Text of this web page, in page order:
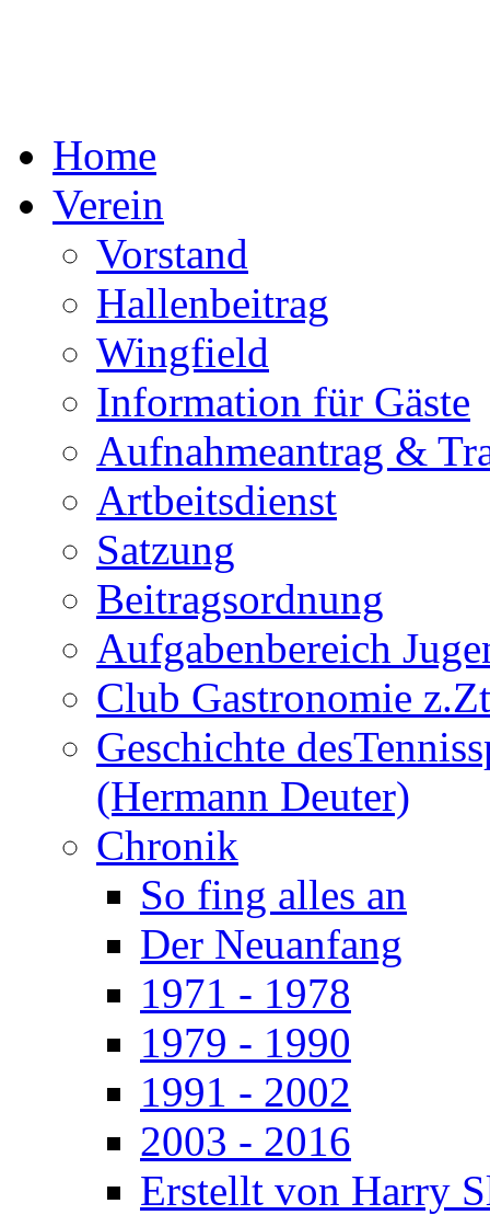
Home
Verein
Vorstand
Hallenbeitrag
Wingfield
Information für Gäste
Aufnahmeantrag &
Artbeitsdienst
Satzung
Beitragsordnung
Aufgabenbereich
Club Gastronomie
Geschichte
(Hermann Deuter)
Chronik
So fing alles an
Der Neuanfang
1971 - 1978
1979 - 1990
1991 - 2002
2003 - 2016
Erstellt von Harry